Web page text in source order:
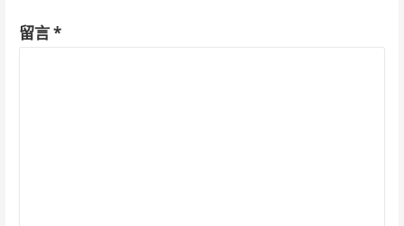
留言*